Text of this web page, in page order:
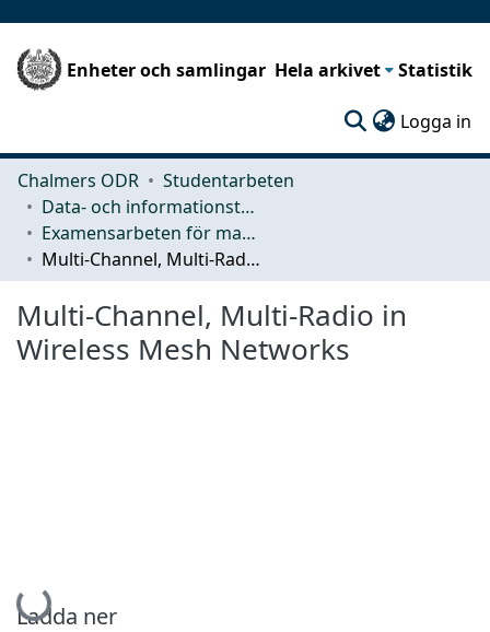
Enheter och samlingar Hela arkivet Statistik
Logga in
Chalmers ODR
Studentarbeten
Data- och informationsteknik (CSE)
Examensarbeten för masterexamen
Multi-Channel, Multi-Radio in Wireless Mesh Networks
Multi-Channel, Multi-Radio in
Wireless Mesh Networks
Hämtar...
Ladda ner